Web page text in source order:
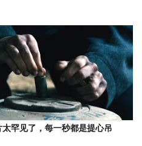
罕见了，每一秒都是提心吊